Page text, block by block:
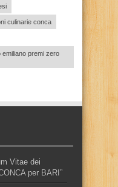
culinarie conca
premi zero
Vitae dei
per BARI”